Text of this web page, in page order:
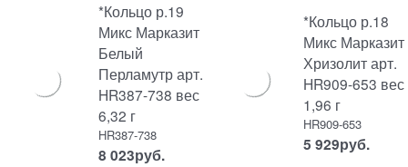
*Кольцо р.19
Микс Марказит
Белый
Перламутр арт.
HR387-738 вес
6,32 г
HR387-738
8 023руб.
*Кольцо р.18
Микс Марказит
Хризолит арт.
HR909-653 вес
1,96 г
HR909-653
5 929руб.